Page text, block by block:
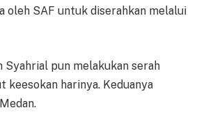
oleh SAF untuk diserahkan melalui
Syahrial pun melakukan serah
keesokan harinya. Keduanya